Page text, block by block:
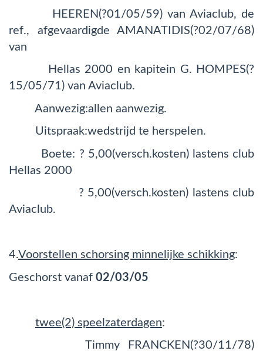
HEEREN(?01/05/59) van Aviaclub, de
ref., afgevaardigde AMANATIDIS(?02/07/68)
van
Hellas 2000 en kapitein G. HOMPES(?
15/05/71) van Aviaclub.
Aanwezig:allen aanwezig.
Uitspraak:wedstrijd te herspelen.
Boete: ? 5,00(versch.kosten) lastens club
Hellas 2000
? 5,00(versch.kosten) lastens club
Aviaclub.
4.Voorstellen schorsing minnelijke schikking:
Geschorst vanaf 02/03/05
twee(2) speelzaterdagen:
Timmy FRANCKEN(?30/11/78)